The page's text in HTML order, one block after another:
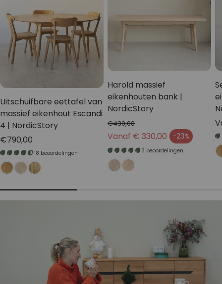
Uitschuifbare eettafel van
massief eikenhout Escandi
4 | NordicStory
Normale
prijs
€790,00
18 beoordelingen
Harold massief
eikenhouten bank |
NordicStory
Vanaf € 330,00 -23%
Verkoopprijs
Normale prijs
€430,00
3 beoordelingen